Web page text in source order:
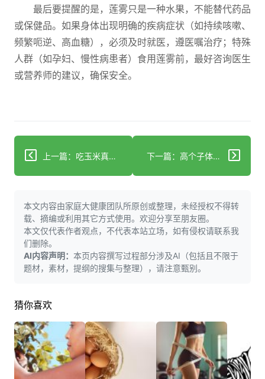
最后要提醒的是，莲雾只是一种水果，不能替代药品
或保健品。如果身体出现明确的疾病症状（如持续咳嗽、
频繁呃逆、高血糖），必须及时就医，遵医嘱治疗；特殊
人群（如孕妇、慢性病患者）食用莲雾前，最好咨询医生
或营养师的建议，确保安全。
上一篇：吃玉米真的会胖吗？营养师揭秘黄金粒的秘密 下一篇：高个子体重管理：警惕隐性健康风险
本文内容由家庭大健康团队所原创或整理，未经授权不得转
载、摘编或利用其它方式使用。欢迎分享至朋友圈。
本文仅代表作者观点，不代表本站立场，如有侵权请联系我
们删除。
AI内容声明： 本页内容撰写过程部分涉及AI（包括且不限于
题材，素材，提纲的搜集与整理），请注意甄别。
猜你喜欢